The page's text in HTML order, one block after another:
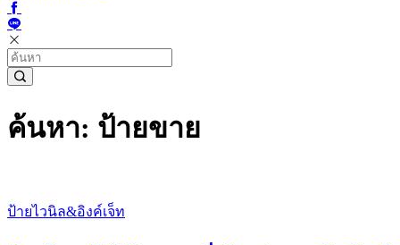
ค้นหา: ป้ายขาย
ป้ายไวนิล&อิงค์เจ็ท